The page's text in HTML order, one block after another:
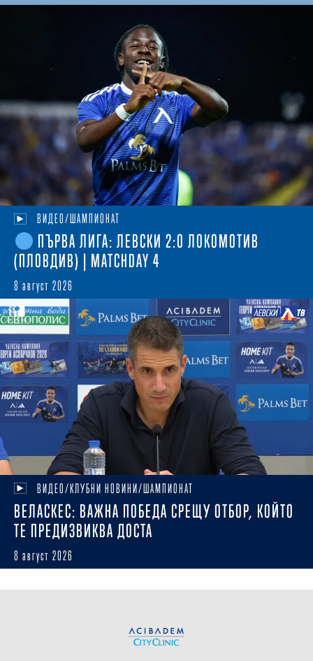
ВИДЕО/ШАМПИОНАТ
ПЪРВА ЛИГА: ЛЕВСКИ 2:0 ЛОКОМОТИВ
(ПЛОВДИВ) | MATCHDAY 4
8 август 2026
ВИДЕО/КЛУБНИ НОВИНИ/ШАМПИОНАТ
ВЕЛАСКЕС: ВАЖНА ПОБЕДА СРЕЩУ ОТБОР, КОЙТО
ТЕ ПРЕДИЗВИКВА ДОСТА
8 август 2026